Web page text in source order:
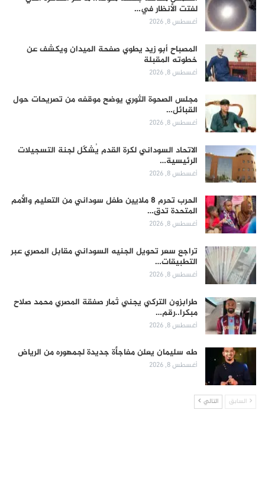
لفتت الأنظار في…
أغسطس 8, 2026
المصباح أبو زيد يطوي صفحة الميدان ويكشف عن
خطوته المقبلة
أغسطس 8, 2026
مجلس الصحوة الثوري يوضح موقفه من تصريحات حول
القبائل…
أغسطس 8, 2026
الاتحاد السوداني لكرة القدم يُشكّل لجنة التسجيلات
الرئيسية…
أغسطس 8, 2026
الحرب تحرم 8 ملايين طفل سوداني من التعليم والأمم
المتحدة تدق…
أغسطس 8, 2026
تراجع سعر تحويل الجنيه السوداني مقابل المصري عبر
التطبيقات…
أغسطس 8, 2026
طرابزون التركي يجني ثمار صفقة المصري محمد صلاح
مبكرا..رقم…
أغسطس 8, 2026
طه سليمان يعلن مفاجأة جديدة لجمهوره من الرياض
أغسطس 8, 2026
السابق التالي